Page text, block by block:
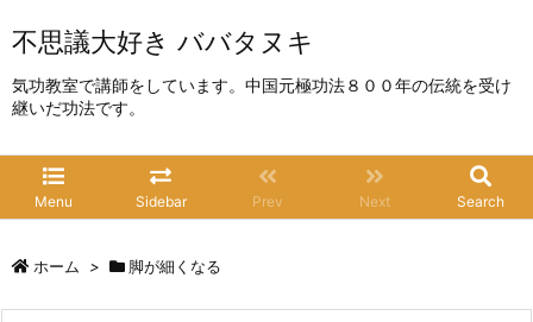
不思議大好き ババタヌキ
気功教室で講師をしています。中国元極功法８００年の伝統を受け
継いだ功法です。
Menu Sidebar Prev Next Search
ホーム > 脚が細くなる